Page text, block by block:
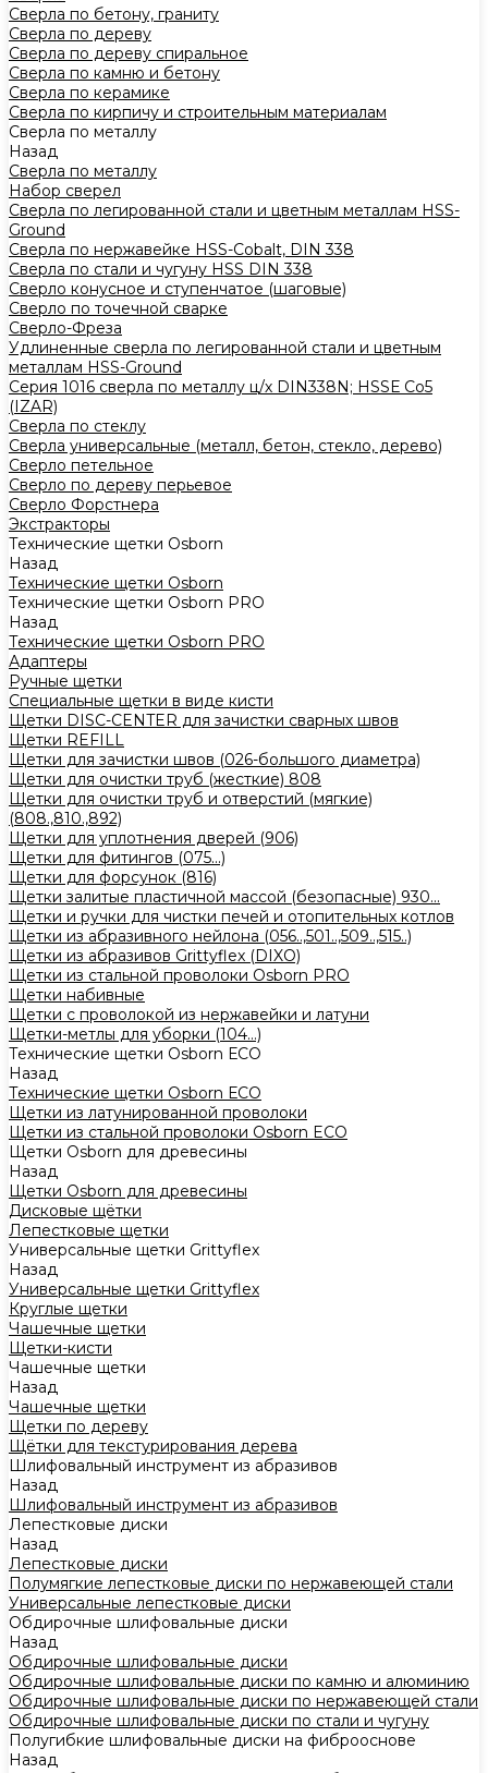
Сверла по бетону, граниту
Сверла по дереву
Сверла по дереву спиральное
Сверла по камню и бетону
Сверла по керамике
Сверла по кирпичу и строительным материалам
Сверла по металлу
Назад
Сверла по металлу
Набор сверел
Сверла по легированной стали и цветным металлам HSS-
Ground
Сверла по нержавейке HSS-Cobalt, DIN 338
Сверла по стали и чугуну HSS DIN 338
Сверло конусное и ступенчатое (шаговые)
Сверло по точечной сварке
Сверло-Фреза
Удлиненные сверла по легированной стали и цветным
металлам HSS-Ground
Серия 1016 сверла по металлу ц/х DIN338N; HSSЕ Со5
(IZAR)
Сверла по стеклу
Сверла универсальные (металл, бетон, стекло, дерево)
Сверло петельное
Сверло по дереву перьевое
Сверло Форстнера
Экстракторы
Технические щетки Osborn
Назад
Технические щетки Osborn
Технические щетки Osborn PRO
Назад
Технические щетки Osborn PRO
Адаптеры
Ручные щетки
Специальные щетки в виде кисти
Щетки DISC-CENTER для зачистки сварных швов
Щетки REFILL
Щетки для зачистки швов (026-большого диаметра)
Щетки для очистки труб (жесткие) 808
Щетки для очистки труб и отверстий (мягкие)
(808.,810.,892)
Щетки для уплотнения дверей (906)
Щетки для фитингов (075...)
Щетки для форсунок (816)
Щетки залитые пластичной массой (безопасные) 930...
Щетки и ручки для чистки печей и отопительных котлов
Щетки из абразивного нейлона (056..,501..,509..,515..)
Щетки из абразивов Grittyflex (DIXO)
Щетки из стальной проволоки Osborn PRO
Щетки набивные
Щетки с проволокой из нержавейки и латуни
Щетки-метлы для уборки (104...)
Технические щетки Osborn ЕСО
Назад
Технические щетки Osborn ЕСО
Щетки из латунированной проволоки
Щетки из стальной проволоки Osborn ECO
Щетки Osborn для древесины
Назад
Щетки Osborn для древесины
Дисковые щётки
Лепестковые щетки
Универсальные щетки Grittyflex
Назад
Универсальные щетки Grittyflex
Круглые щетки
Чашечные щетки
Щетки-кисти
Чашечные щетки
Назад
Чашечные щетки
Щетки по дереву
Щётки для текстурирования дерева
Шлифовальный инструмент из абразивов
Назад
Шлифовальный инструмент из абразивов
Лепестковые диски
Назад
Лепестковые диски
Полумягкие лепестковые диски по нержавеющей стали
Универсальные лепестковые диски
Обдирочные шлифовальные диски
Назад
Обдирочные шлифовальные диски
Обдирочные шлифовальные диски по камню и алюминию
Обдирочные шлифовальные диски по нержавеющей стали
Обдирочные шлифовальные диски по стали и чугуну
Полугибкие шлифовальные диски на фиброоснове
Назад